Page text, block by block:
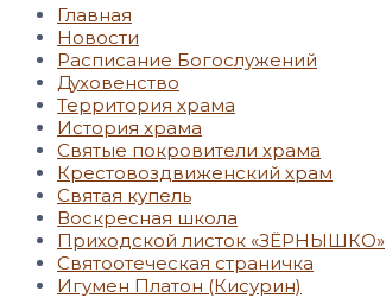
Главная
Новости
Расписание Богослужений
Духовенство
Территория храма
История храма
Святые покровители храма
Крестовоздвиженский храм
Святая купель
Воскресная школа
Приходской листок «ЗЁРНЫШКО»
Святоотеческая страничка
Игумен Платон (Кисурин)